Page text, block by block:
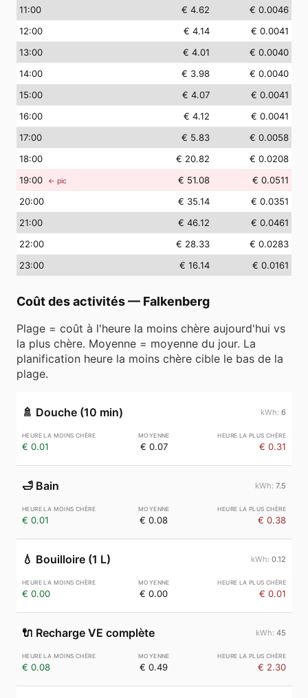
11:00 € 4.62
€ 0.0046
12:00 € 4.14
€ 0.0041
13:00 € 4.01
€ 0.0040
14:00 € 3.98
€ 0.0040
15:00 € 4.07
€ 0.0041
16:00 € 4.12
€ 0.0041
17:00 € 5.83
€ 0.0058
18:00 € 20.82
€ 0.0208
19:00 ← pic € 51.08
€ 0.0511
20:00 € 35.14
€ 0.0351
21:00 € 46.12
€ 0.0461
22:00 € 28.33
€ 0.0283
23:00 € 16.14 € 0.0161
Coût des activités— Falkenberg
Plage = coût à l'heure la moins chère aujourd'hui vs
la plus chère. Moyenne = moyenne du jour. La
planification heure la moins chère cible le bas de la
plage.
🚿 Douche (10 min) 6
€ 0.01 € 0.07 € 0.31
🛁 Bain 7.5
€ 0.01 € 0.08 € 0.38
💧 Bouilloire (1 L) 0.12
€ 0.00 € 0.00 € 0.01
🔌 Recharge VE complète 45
€ 0.08 € 0.49 € 2.30